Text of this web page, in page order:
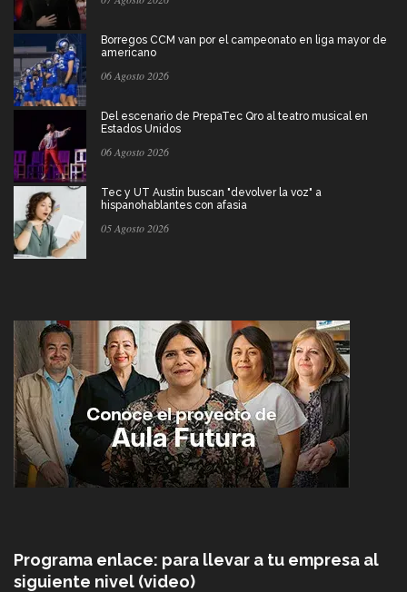
Borregos CCM van por el campeonato en liga mayor de
americano
06 Agosto 2026
Del escenario de PrepaTec Qro al teatro musical en
Estados Unidos
06 Agosto 2026
Tec y UT Austin buscan "devolver la voz" a
hispanohablantes con afasia
05 Agosto 2026
Programa enlace: para llevar a tu empresa al
siguiente nivel (video)